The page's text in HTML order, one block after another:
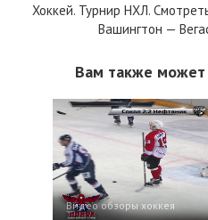
Хоккей. Турнир НХЛ.
Вашингтон —
Вам также может
Видео обзоры хоккея